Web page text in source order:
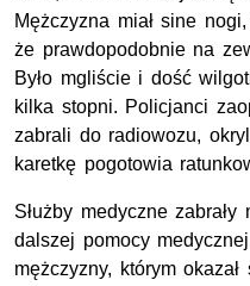
Mężczyzna miał sine
że prawdopodobnie na
Było mgliście i dość
kilka stopni. Policjanci
zabrali do radiowozu,
karetkę pogotowia
Służby medyczne
dalszej pomocy
mężczyzny, którym